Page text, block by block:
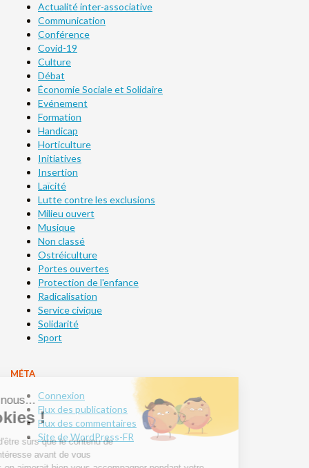
Actualité inter-associative
Communication
Conférence
Covid-19
Culture
Débat
Économie Sociale et Solidaire
Evénement
Formation
Handicap
Horticulture
Initiatives
Insertion
Laïcité
Lutte contre les exclusions
Milieu ouvert
Musique
Non classé
Ostréiculture
Portes ouvertes
Protection de l'enfance
Radicalisation
Service civique
Solidarité
Sport
MÉTA
Connexion
Flux des publications
Flux des commentaires
Site de WordPress-FR